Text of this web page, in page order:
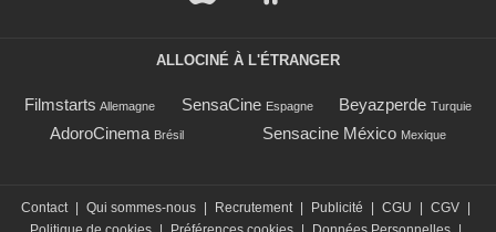
ALLOCINÉ À L'ÉTRANGER
Filmstarts Allemagne SensaCine Espagne Beyazperde Turquie
AdoroCinema Brésil Sensacine México Mexique
Contact | Qui sommes-nous | Recrutement | Publicité | CGU | CGV |